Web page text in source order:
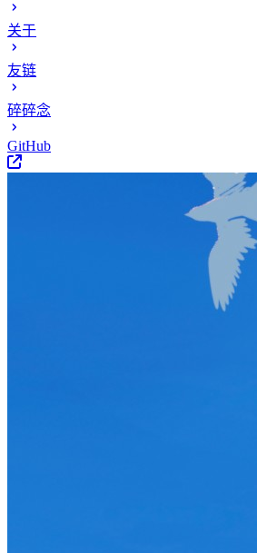
关于
友链
碎碎念
GitHub